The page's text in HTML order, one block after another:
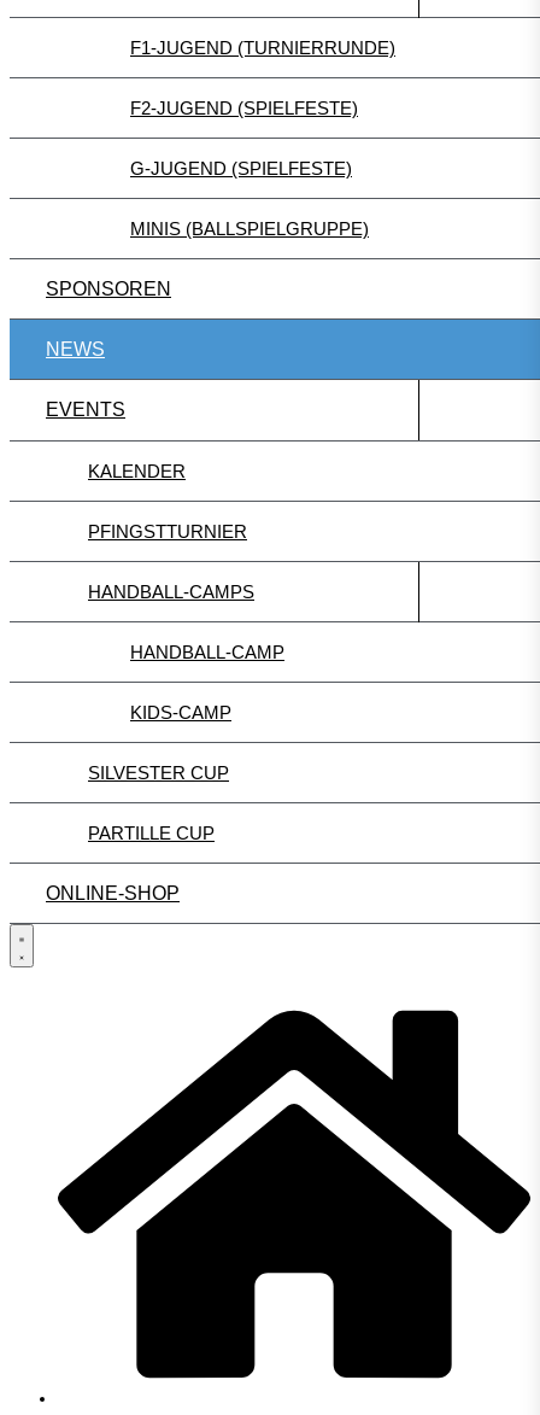
F1-JUGEND (TURNIERRUNDE)
F2-JUGEND (SPIELFESTE)
G-JUGEND (SPIELFESTE)
MINIS (BALLSPIELGRUPPE)
SPONSOREN
NEWS
EVENTS
KALENDER
PFINGSTTURNIER
HANDBALL-CAMPS
HANDBALL-CAMP
KIDS-CAMP
SILVESTER CUP
PARTILLE CUP
ONLINE-SHOP